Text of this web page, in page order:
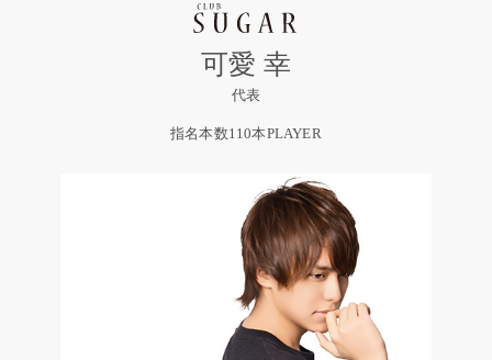
可愛 幸
代表
指名本数110本PLAYER